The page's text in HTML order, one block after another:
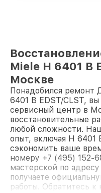
Miele H 6401 B
Москве
Понадобился ремонт
6401 B EDST/CLST,
сервисный центр в
восстановительные
любой сложности.
опыт, включая H 6401
сэкономить ваше
номеру +7 (495) 152-
мастерской по
получаете
работы. Обратитесь